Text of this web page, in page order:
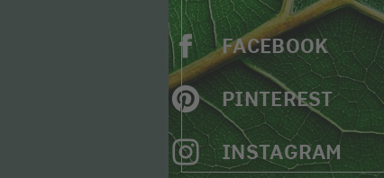
FACEBOOK
PINTEREST
INSTAGRAM